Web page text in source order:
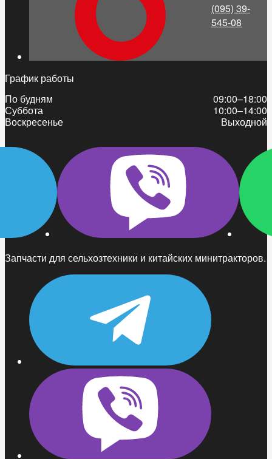
Запчасти для сельхозтехники и китайских минитракторов.
(095) 39-
545-08
График работы
По будням
09:00–18:00
Суббота
10:00–14:00
Воскресенье
Выходной